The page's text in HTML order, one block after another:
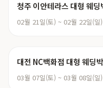
청주 이안테라스 대형 웨딩
02월 21일(토) ~ 02월 22일(일)
대전 NC백화점 대형 웨딩
03월 07일(토) ~ 03월 08일(일